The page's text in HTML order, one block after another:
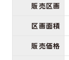
販売区画
区画面積
販売価格